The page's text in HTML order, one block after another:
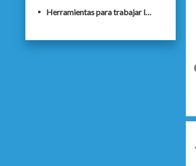
Herramientas para trabajar la madera